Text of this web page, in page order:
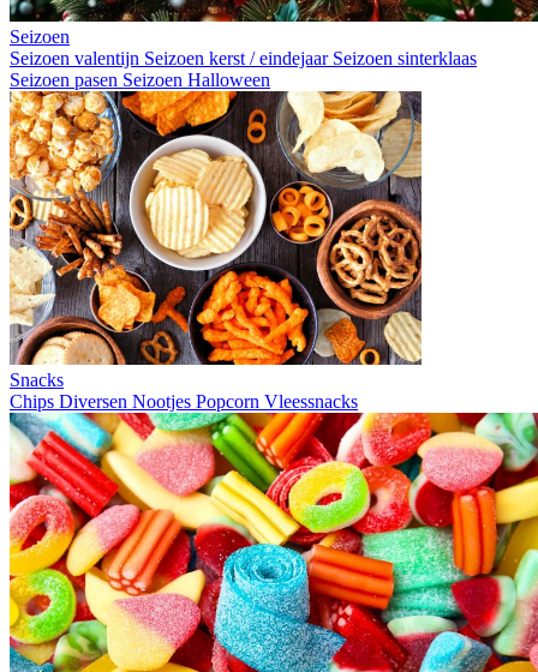
Seizoen
Seizoen valentijn Seizoen kerst / eindejaar Seizoen sinterklaas
Seizoen pasen Seizoen Halloween
Snacks
Chips Diversen Nootjes Popcorn Vleessnacks